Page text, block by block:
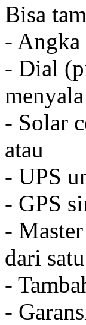
Bisa
- Angka
- Dial
- Solar
atau
- UPS
- GPS
-
dari
-
-